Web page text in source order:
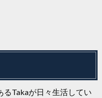
Takaが日々生活してい